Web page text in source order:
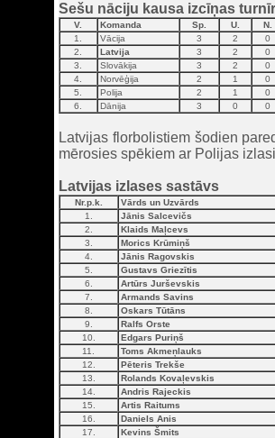
Sešu nāciju kausa izcīņas
V. Komanda Sp. U.
N.
1.
Vācija 3 2
0
2.
Latvija 3 2
0
3.
Slovākija 3 2
0
4.
Norvēģija 2 1
0
5.
Polija 2 1
0
6.
Dānija 3 0 0
Latvijas florbolistiem šodien
mērosies spēkiem ar Polijas
Latvijas izlases sastāvs
Nr.p.k.
Vārds un Uzvārds
1.
Jānis Salcevičs
2.
Klaids Maļcevs
3.
Morics Krūmiņš
4.
Jānis Ragovskis
5.
Gustavs Griezītis
6.
Artūrs Jurševskis
7.
Armands Savins
8.
Oskars Tūtāns
9.
Ralfs Orste
10.
Edgars Puriņš
11.
Toms Akmeņlauks
12.
Pēteris Trekše
13.
Rolands Kovaļevskis
14.
Andris Rajeckis
15.
Artis Raitums
16.
Daniels Anis
17.
Kevins Šmits